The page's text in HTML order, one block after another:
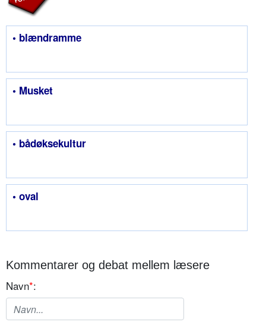
• blændramme
• Musket
• bådøksekultur
• oval
Kommentarer og debat mellem læsere
Navn*: